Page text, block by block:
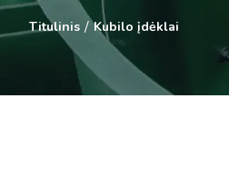
Titulinis / Kubilo įdėklai